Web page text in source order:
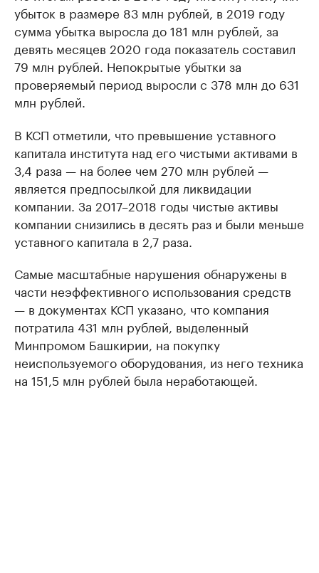
убыток в размере 83 млн рублей, в 2019 году
сумма убытка выросла до 181 млн рублей, за
девять месяцев 2020 года показатель составил
79 млн рублей. Непокрытые убытки за
проверяемый период выросли с 378 млн до 631
млн рублей.
В КСП отметили, что превышение уставного
капитала института над его чистыми активами в
3,4 раза — на более чем 270 млн рублей —
является предпосылкой для ликвидации
компании. За 2017–2018 годы чистые активы
компании снизились в десять раз и были меньше
уставного капитала в 2,7 раза.
Самые масштабные нарушения обнаружены в
части неэффективного использования средств
— в документах КСП указано, что компания
потратила 431 млн рублей, выделенный
Минпромом Башкирии, на покупку
неиспользуемого оборудования, из него техника
на 151,5 млн рублей была неработающей.